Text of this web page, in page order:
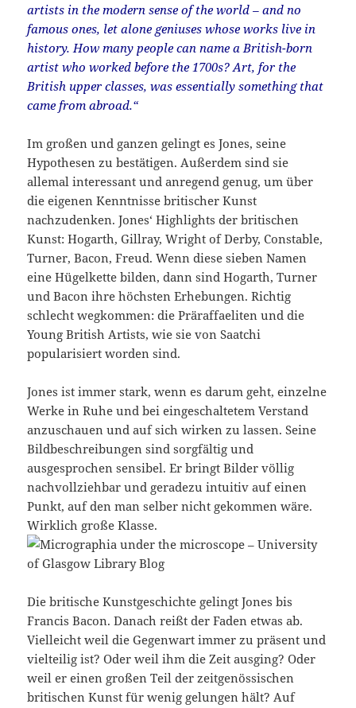
artists in the modern sense of the world – and no
famous ones, let alone geniuses whose works live in
history. How many people can name a British-born
artist who worked before the 1700s? Art, for the
British upper classes, was essentially something that
came from abroad.“
Im großen und ganzen gelingt es Jones, seine
Hypothesen zu bestätigen. Außerdem sind sie
allemal interessant und anregend genug, um über
die eigenen Kenntnisse britischer Kunst
nachzudenken. Jones‘ Highlights der britischen
Kunst: Hogarth, Gillray, Wright of Derby, Constable,
Turner, Bacon, Freud. Wenn diese sieben Namen
eine Hügelkette bilden, dann sind Hogarth, Turner
und Bacon ihre höchsten Erhebungen. Richtig
schlecht wegkommen: die Präraffaeliten und die
Young British Artists, wie sie von Saatchi
popularisiert worden sind.
Jones ist immer stark, wenn es darum geht, einzelne
Werke in Ruhe und bei eingeschaltetem Verstand
anzuschauen und auf sich wirken zu lassen. Seine
Bildbeschreibungen sind sorgfältig und
ausgesprochen sensibel. Er bringt Bilder völlig
nachvollziehbar und geradezu intuitiv auf einen
Punkt, auf den man selber nicht gekommen wäre.
Wirklich große Klasse.
Die britische Kunstgeschichte gelingt Jones bis
Francis Bacon. Danach reißt der Faden etwas ab.
Vielleicht weil die Gegenwart immer zu präsent und
vielteilig ist? Oder weil ihm die Zeit ausging? Oder
weil er einen großen Teil der zeitgenössischen
britischen Kunst für wenig gelungen hält? Auf